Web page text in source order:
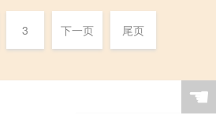
3 下一页 尾页
☚